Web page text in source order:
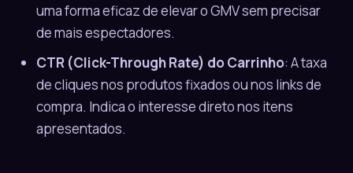
uma forma eficaz de elevar o GMV sem precisar
de mais espectadores.
CTR (Click-Through Rate) do Carrinho: A taxa
de cliques nos produtos fixados ou nos links de
compra. Indica o interesse direto nos itens
apresentados.